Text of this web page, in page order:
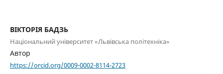
ВІКТОРІЯ БАДЗЬ
Національний університет «Львівська політехніка»
Автор
https://orcid.org/0009-0002-8114-2723